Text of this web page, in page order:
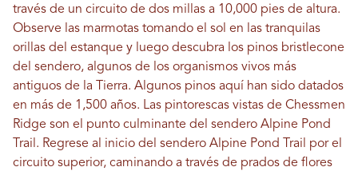
través de un circuito de dos millas a 10,000 pies de altura.
Observe las marmotas tomando el sol en las tranquilas
orillas del estanque y luego descubra los pinos bristlecone
del sendero, algunos de los organismos vivos más
antiguos de la Tierra. Algunos pinos aquí han sido datados
en más de 1,500 años. Las pintorescas vistas de Chessmen
Ridge son el punto culminante del sendero Alpine Pond
Trail. Regrese al inicio del sendero Alpine Pond Trail por el
circuito superior, caminando a través de prados de flores